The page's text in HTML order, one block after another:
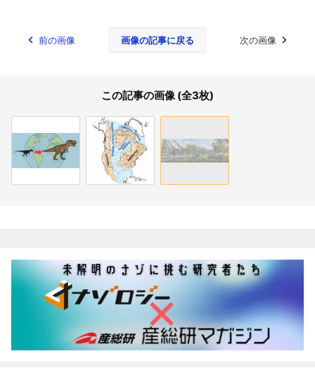
前の画像 画像の記事に戻る 次の画像
この記事の画像 (全3枚)